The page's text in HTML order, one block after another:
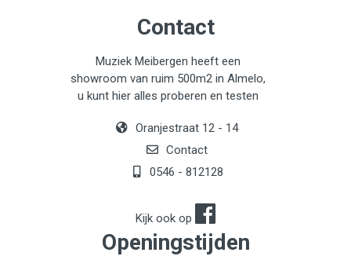
Contact
Muziek Meibergen heeft een
showroom van ruim 500m2 in Almelo,
u kunt hier alles proberen en testen
Oranjestraat 12 - 14
Contact
0546 - 812128
Kijk ook op
Openingstijden